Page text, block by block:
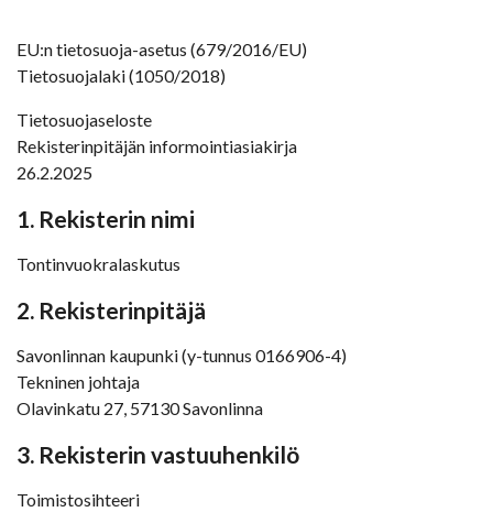
EU:n tietosuoja-asetus (679/2016/EU)
Tietosuojalaki (1050/2018)
Tietosuojaseloste
Rekisterinpitäjän informointiasiakirja
26.2.2025
1. Rekisterin nimi
Tontinvuokralaskutus
2. Rekisterinpitäjä
Savonlinnan kaupunki (y-tunnus 0166906-4)
Tekninen johtaja
Olavinkatu 27, 57130 Savonlinna
3. Rekisterin vastuuhenkilö
Toimistosihteeri